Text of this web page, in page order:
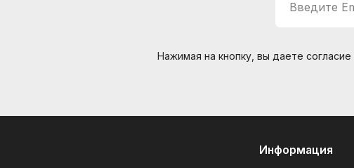
Введите
Нажимая на кнопку, вы даете